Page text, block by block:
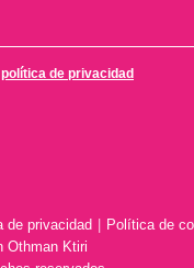
política de privacidad
de privacidad Política de
Othman Ktiri